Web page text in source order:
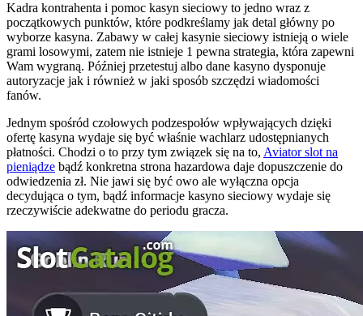
Kadra kontrahenta i pomoc kasyn sieciowy to jedno wraz z
początkowych punktów, które podkreślamy jak detal główny po
wyborze kasyna. Zabawy w całej kasynie sieciowy istnieją o wiele
grami losowymi, zatem nie istnieje 1 pewna strategia, która zapewni
Wam wygraną. Później przetestuj albo dane kasyno dysponuje
autoryzacje jak i również w jaki sposób szczędzi wiadomości
fanów.
Jednym spośród czołowych podzespołów wpływających dzięki
ofertę kasyna wydaje się być właśnie wachlarz udostępnianych
płatności. Chodzi o to przy tym związek się na to, Aviator slot na
pieniądze bądź konkretna strona hazardowa daje dopuszczenie do
odwiedzenia zł. Nie jawi się być owo ale wyłączna opcja
decydująca o tym, bądź informacje kasyno sieciowy wydaje się
rzeczywiście adekwatne do periodu gracza.